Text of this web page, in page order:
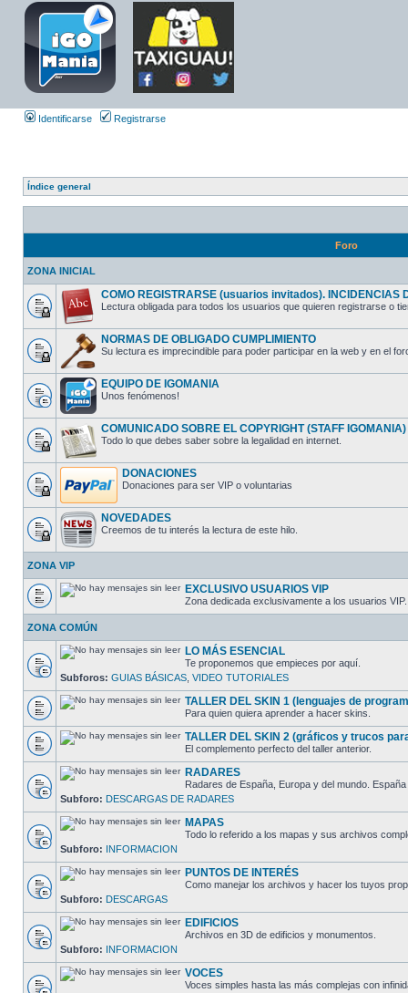
Identificarse Registrarse
Índice general
Foro
ZONA INICIAL
COMO REGISTRARSE (usuarios invitados).
Lectura obligada para todos los usuarios que quieren registrarse o
NORMAS DE OBLIGADO CUMPLIMIENTO
Su lectura es imprecindible para poder participar en la web y en el
EQUIPO DE IGOMANIA
Unos fenómenos!
COMUNICADO SOBRE EL COPYRIGHT (STAFF IGOMANIA)
Todo lo que debes saber sobre la legalidad en internet.
DONACIONES
Donaciones para ser VIP o voluntarias
NOVEDADES
Creemos de tu interés la lectura de este hilo.
ZONA VIP
EXCLUSIVO USUARIOS VIP
Zona dedicada exclusivamente a los usuarios VIP.
ZONA COMÚN
LO MÁS ESENCIAL
Te proponemos que empieces por aquí.
Subforos: GUIAS BÁSICAS VIDEO TUTORIALES
TALLER DEL SKIN 1 (lenguajes de
Para quien quiera aprender a hacer skins.
TALLER DEL SKIN 2 (gráficos y trucos
El complemento perfecto del taller anterior.
RADARES
Radares de España, Europa y del mundo.
Subforo: DESCARGAS DE RADARES
MAPAS
Todo lo referido a los mapas y sus archivos
Subforo: INFORMACION
PUNTOS DE INTERÉS
Como manejar los archivos y hacer los tuyos
Subforo: DESCARGAS
EDIFICIOS
Archivos en 3D de edificios y monumentos.
Subforo: INFORMACION
VOCES
Voces simples hasta las más complejas con